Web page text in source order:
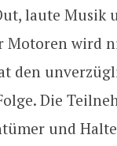
laute Musik
Motoren wird
den
Die
und